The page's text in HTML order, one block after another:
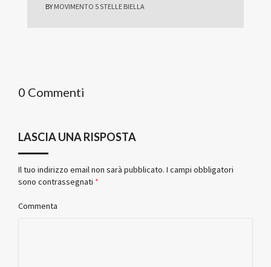
BY MOVIMENTO 5 STELLE BIELLA
0 Commenti
LASCIA UNA RISPOSTA
Il tuo indirizzo email non sarà pubblicato. I campi obbligatori
sono contrassegnati *
Commenta